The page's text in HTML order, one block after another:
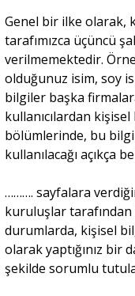
Genel bir ilke olarak,
tarafımızca üçüncü
verilmemektedir.
olduğunuz isim, soy
bilgiler başka
kullanıcılardan
bölümlerinde, bu
kullanılacağı açıkça
………. sayfalara
kuruluşlar
durumlarda, kişisel
olarak yaptığınız bir
şekilde sorumlu